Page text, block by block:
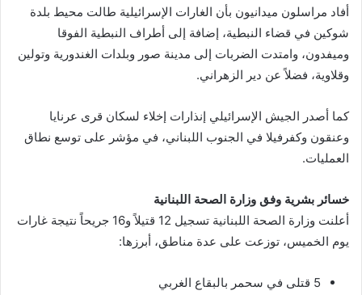
أفاد مراسلون ميدانيون بأن الغارات الإسرائيلية طالت محيط بلدة
شوكين في قضاء النبطية، إضافة إلى أطراف النبطية الفوقا
وميفدون، وامتدت الضربات إلى مدينة صور وبلدات الغندورية وتولين
وقلاوية، فضلاً عن دير الزهراني.
كما أصدر الجيش الإسرائيلي إنذارات إخلاء لسكان قرى عرنايا
وعنقون وكفرفيلا في الجنوب اللبناني، في مؤشر على توسع نطاق
العمليات.
خسائر بشرية وفق وزارة الصحة اللبنانية
أعلنت وزارة الصحة اللبنانية تسجيل 12 قتيلاً و16 جريحاً نتيجة غارات
يوم الخميس، توزعت على عدة مناطق، أبرزها:
5 قتلى في سحمر بالبقاع الغربي